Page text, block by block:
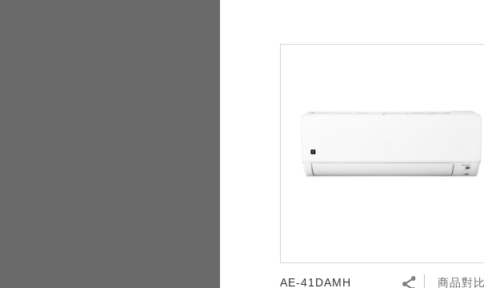
AE-41DAMH 商品對比